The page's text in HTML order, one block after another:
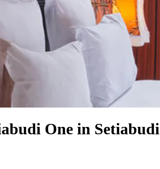
One in Setiabudi